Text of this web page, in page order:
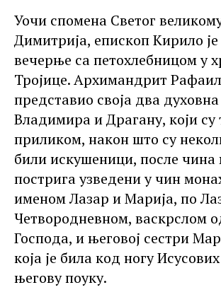
Уочи спомена Светог
Димитрија, епископ Кирило
вечерње са петохлебницом у
Тројице. Архимандрит
представио своја два
Владимира и Драгану, који су
приликом, након што су
били искушеници, после
пострига узведени у чин
именом Лазар и Марија, по
Четвородневном, васкрслом
Господа, и његовој сестри
која је била код ногу
његову поуку.